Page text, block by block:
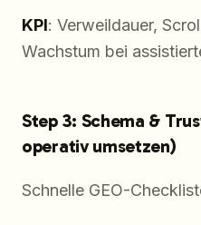
KPI: Verweildauer,
Wachstum bei
Step 3: Schema &
operativ umsetzen)
Schnelle GEO-